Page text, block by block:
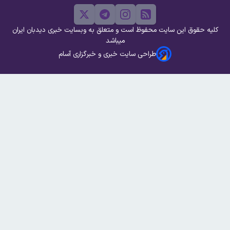
کلیه حقوق این سایت محفوظ است و متعلق به وبسایت خبری دیدبان ایران
میباشد
طراحی سایت خبری و خبرگزاری آسام